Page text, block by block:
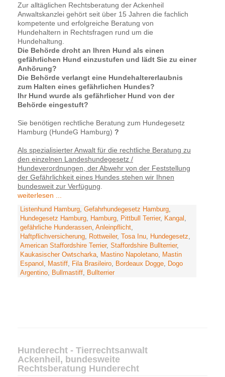
Zur alltäglichen Rechtsberatung der Ackenheil
Anwaltskanzlei gehört seit über 15 Jahren die fachlich
kompetente und erfolgreiche Beratung von
Hundehaltern in Rechtsfragen rund um die
Hundehaltung.
Die Behörde droht an Ihren Hund als einen
gefährlichen Hund einzustufen und lädt Sie zu einer
Anhörung?
Die Behörde verlangt eine Hundehaltererlaubnis
zum Halten eines gefährlichen Hundes?
Ihr Hund wurde als gefährlicher Hund von der
Behörde eingestuft?
Sie benötigen rechtliche Beratung zum Hundegesetz
Hamburg (HundeG Hamburg) ?
Als spezialisierter Anwalt für die rechtliche Beratung zu
den einzelnen Landeshundegesetz /
Hundeverordnungen, der Abwehr von der Feststellung
der Gefährlichkeit eines Hundes stehen wir Ihnen
bundesweit zur Verfügung
weiterlesen ...
Listenhund Hamburg, Gefahrhundegesetz Hamburg,
Hundegesetz Hamburg, Hamburg, Pittbull Terrier, Kangal ,
gefährliche Hunderassen, Anleinpflicht,
Haftpflichversicherung, Rottweiler, Tosa Inu, Hundegesetz,
American Staffordshire Terrier, Staffordshire Bullterrier,
Kaukasischer Owtscharka, Mastino Napoletano, Mastin
Espanol , Mastiff, Fila Brasileiro, Bordeaux Dogge, Dogo
Argentino, Bullmastiff, Bullterrier
Hunderecht - Tierrechtsanwalt
Ackenheil, bundesweite
Rechtsberatung Hunderecht